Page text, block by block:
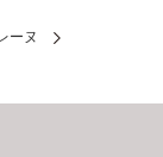
ーヌ